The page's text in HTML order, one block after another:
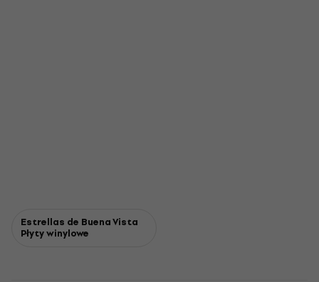
Estrellas de Buena Vista
Płyty winylowe